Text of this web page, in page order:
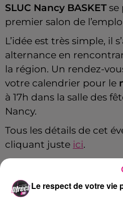
SLUC Nancy BASKETse
premier salon de
L’idée est très simple, il
alternance en
la région. Un rendez-
votre calendrier pour le
à 17h dans la salle des
Nancy.
Tous les détails de cet
cliquant juste ici.
Cet élément est masqué
du dépôt de cookies que
Le respect de votre vie